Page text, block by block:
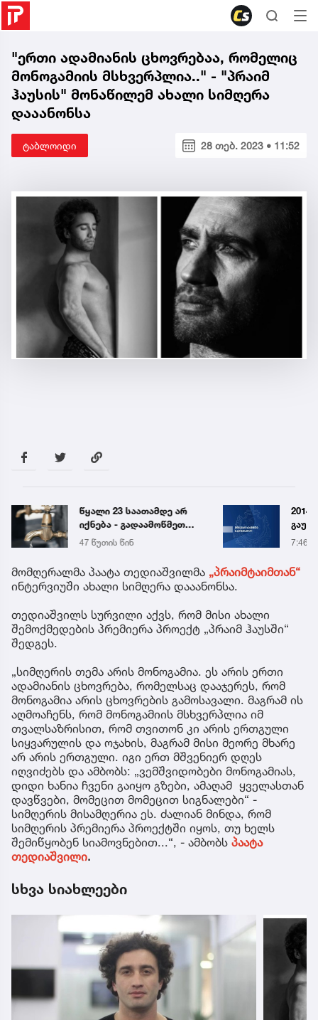
"ერთი ადამიანის ცხოვრებაა, რომელიც
მონოგამიის მსხვერპლია.." - "პრაიმ
ჰაუსის" მონაწილემ ახალი სიმღერა
დააანონსა
ტაბლოიდი 28 თებ. 2023 • 11:52
2014 წელს
გაუჩინარებული გურამ
დადიანიძის საქმის
გამოძიებასთან
დაკავშირებით, შსს
სპეციალურ განცხადებას
ავრცელებს
7:46 9 აგვ
მომღერალმა პაატა თედიაშვილმა „პრაიმტაიმთან“
ინტერვიუში ახალი სიმღერა დააანონსა.
თედიაშვილს სურვილი აქვს, რომ მისი ახალი
შემოქმედების პრემიერა პროექტ „პრაიმ ჰაუსში“
შედგეს.
„სიმღერის თემა არის მონოგამია. ეს არის ერთი
ადამიანის ცხოვრება, რომელსაც დააჯერეს, რომ
მონოგამია არის ცხოვრების გამოსავალი. მაგრამ ის
აღმოაჩენს, რომ მონოგამიის მსხვერპლია იმ
თვალსაზრისით, რომ თვითონ კი არის ერთგული
სიყვარულის და ოჯახის, მაგრამ მისი მეორე მხარე
არ არის ერთგული. იგი ერთ მშვენიერ დღეს
იღვიძებს და ამბობს: „ვემშვიდობები მონოგამიას,
დიდი ხანია ჩვენი გაიყო გზები, ამაღამ ყველასთან
დავწვები, მომეცით მომეცით სიგნალები“ -
სიმღერის მისამღერია ეს. ძალიან მინდა, რომ
სიმღერის პრემიერა პროექტში იყოს, თუ ხელს
შემიწყობენ სიამოვნებით...“, - ამბობს პაატა
თედიაშვილი.
სხვა სიახლეები